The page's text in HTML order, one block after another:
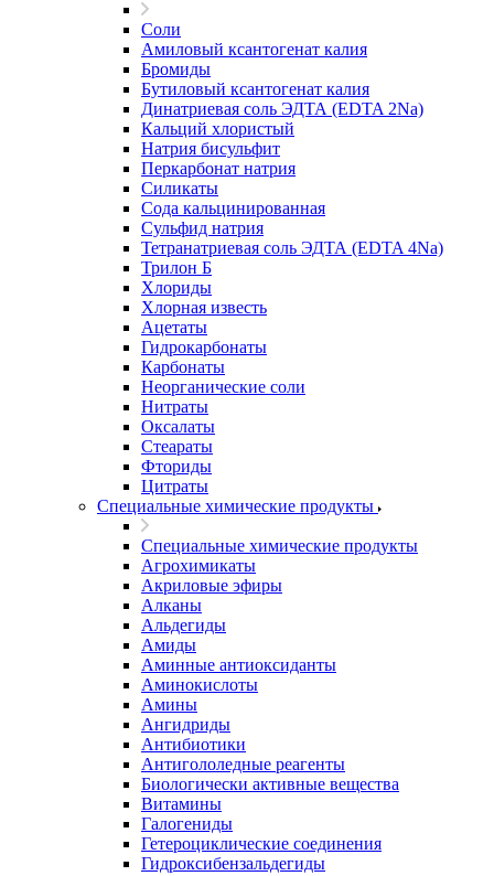
Соли
Амиловый ксантогенат калия
Бромиды
Бутиловый ксантогенат калия
Динатриевая соль ЭДТА (EDTA 2Na)
Кальций хлористый
Натрия бисульфит
Перкарбонат натрия
Силикаты
Сода кальцинированная
Сульфид натрия
Тетранатриевая соль ЭДТА (EDTA 4Na)
Трилон Б
Хлориды
Хлорная известь
Ацетаты
Гидрокарбонаты
Карбонаты
Неорганические соли
Нитраты
Оксалаты
Стеараты
Фториды
Цитраты
Специальные химические продукты
Специальные химические продукты
Агрохимикаты
Акриловые эфиры
Алканы
Альдегиды
Амиды
Аминные антиоксиданты
Аминокислоты
Амины
Ангидриды
Антибиотики
Антигололедные реагенты
Биологически активные вещества
Витамины
Галогениды
Гетероциклические соединения
Гидроксибензальдегиды